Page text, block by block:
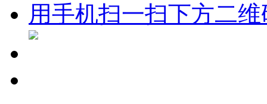
用手机扫一扫下方二